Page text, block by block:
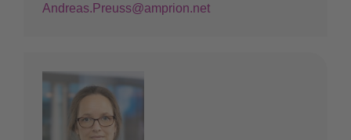
Andreas.Preuss@amprion.net